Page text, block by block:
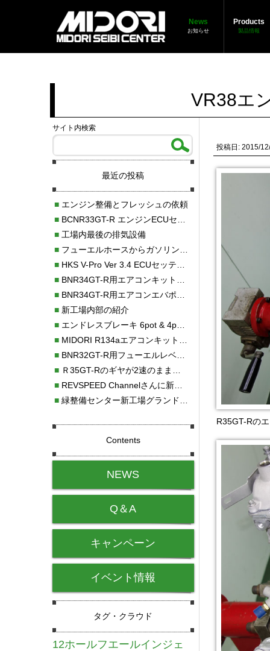
News
お知らせ
Products
製品情報
VR38エ
投稿日: 2015/
R35GT-Rの
サイト内検索
最近の投稿
■エンジン整備とフレッシュの依頼
■BCNR33GT-R エンジンECUセッティング調整
■工場内最後の排気設備
■フューエルホースからガソリン漏れ
■HKS V-Pro Ver 3.4 ECUセッティング
■BNR34GT-R用エアコンキット新発売！！
■BNR34GT-R用エアコンエバポレーターを新発売！！
■新工場内部の紹介
■エンドレスブレーキ 6pot & 4potオーバーホール
■MIDORI R134aエアコンキットタイプⅡ取り付け
■BNR32GT-R用フューエルレベルセンサー新発売！！
■Ｒ35GT-Rのギヤが2速のまま変速しない！！
■REVSPEED Channelさんに新社屋を紹介していただきました!!
■緑整備センター新工場グランドオープン・続報
Contents
NEWS
Q＆A
キャンペーン
イベント情報
タグ・クラウド
12ホールフエールインジェ